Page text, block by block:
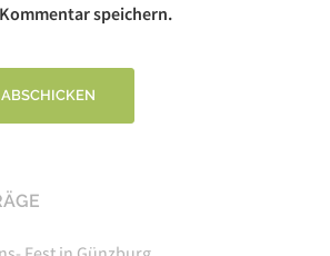
speichern.